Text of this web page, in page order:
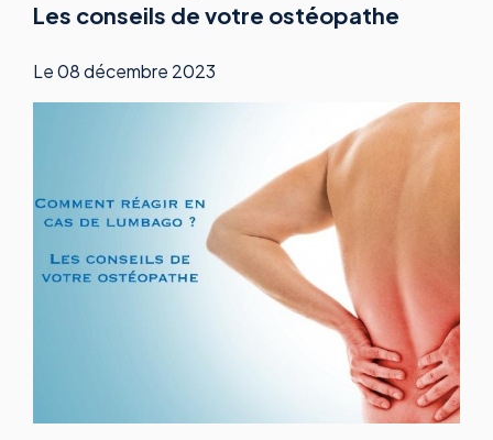
Les conseils de votre ostéopathe
Le08 décembre 2023